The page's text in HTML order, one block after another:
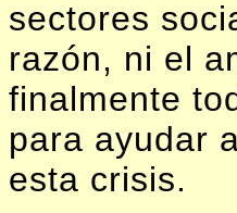
sectores
razón, ni el
finalmente
para ayudar
esta crisis.